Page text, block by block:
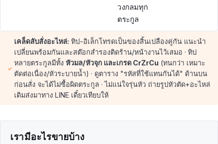
วงกลมทุก
ตระกูล
เคล็ดลับสั่งอะไหล่: ทิป-อิเล็กโทรดเป็นของสิ้นเปลืองคู่กัน แนะนำ
เปลี่ยนพร้อมกันและสต๊อกสำรองติดร้าน/หน้างานไว้เสมอ · ทิป
หลายตระกูลมีทั้ง หัวมล/หัวจุก และเกรด CrZrCu(ทนกว่า เหมาะ
ตัดต่อเนื่อง/หัวระบายน้ำ) · ดูตาราง "รหัสที่ใช้แทนกันได้" ด้านบน
ก่อนสั่ง จะได้ไม่ซื้อผิดตระกูล · ไม่แน่ใจรุ่นหัว ถ่ายรูปหัวตัด+อะไหล่
เดิมส่งมาทาง LINE เดี๋ยวเทียบให้
เรามีอะไรขายบ้าง